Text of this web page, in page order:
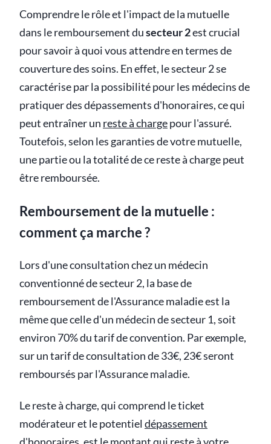
Comprendre le rôle et l'impact de la mutuelle
dans le remboursement dusecteur 2est crucial
pour savoir à quoi vous attendre en termes de
couverture des soins. En effet, le secteur 2 se
caractérise par la possibilité pour les médecins de
pratiquer des dépassements d'honoraires, ce qui
peut entraîner un reste à chargepour l'assuré.
Toutefois, selon les garanties de votre mutuelle,
une partie ou la totalité de ce reste à charge peut
être remboursée.
Remboursement de la mutuelle :
comment ça marche ?
Lors d'une consultation chez un médecin
conventionné de secteur 2, la base de
remboursement de l'Assurance maladie est la
même que celle d'un médecin de secteur 1, soit
environ 70% du tarif de convention. Par exemple,
sur un tarif de consultation de 33€, 23€ seront
remboursés par l'Assurance maladie.
Le reste à charge, qui comprend le ticket
modérateur et le potentiel dépassement